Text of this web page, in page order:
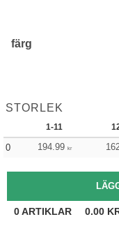
färg
STORLEK
1-11
0 194.99 kr
0ARTIKLAR 0.00